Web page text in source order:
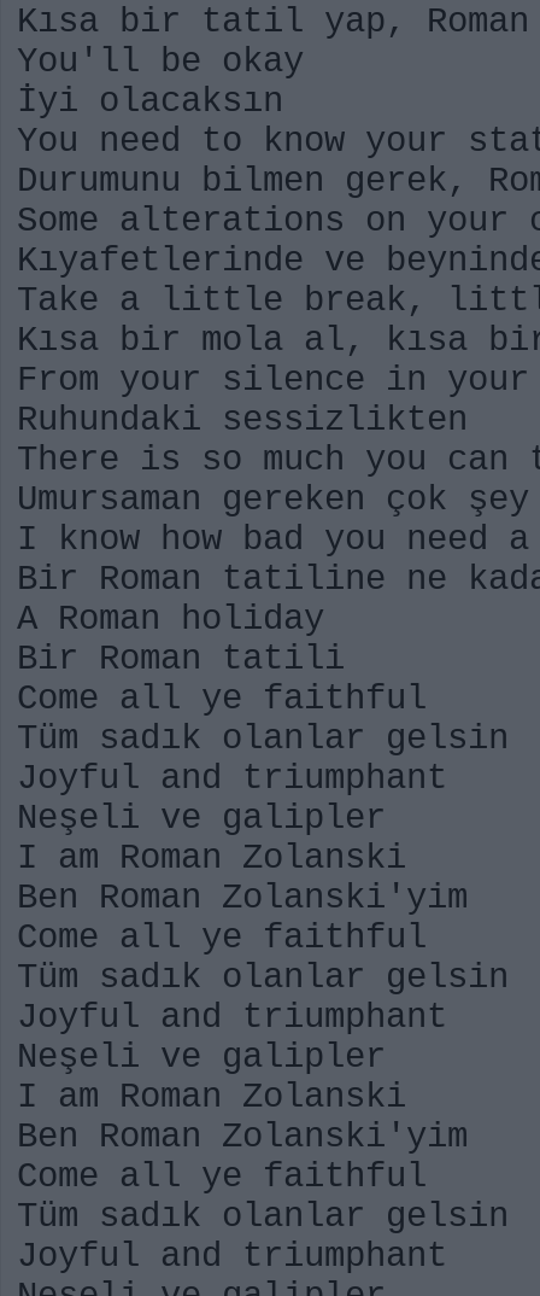
Kısa bir tatil yap, Roman
You'll be okay
İyi olacaksın
You need to know your
Durumunu bilmen gerek,
Some alterations on your
Kıyafetlerinde ve
Take a little break,
Kısa bir mola al, kısa
From your silence in
Ruhundaki sessizlikten
There is so much you
Umursaman gereken çok
I know how bad you need
Bir Roman tatiline ne
A Roman holiday
Bir Roman tatili
Come all ye faithful
Tüm sadık olanlar gelsin
Joyful and triumphant
Neşeli ve galipler
I am Roman Zolanski
Ben Roman Zolanski'yim
Come all ye faithful
Tüm sadık olanlar gelsin
Joyful and triumphant
Neşeli ve galipler
I am Roman Zolanski
Ben Roman Zolanski'yim
Come all ye faithful
Tüm sadık olanlar gelsin
Joyful and triumphant